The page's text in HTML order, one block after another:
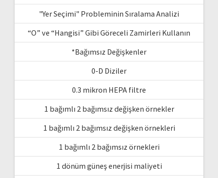
"Yer Seçimi" Probleminin Sıralama Analizi
“O” ve “Hangisi” Gibi Göreceli Zamirleri Kullanın
*Bağımsız Değişkenler
0-D Diziler
0.3 mikron HEPA filtre
1 bağımlı 2 bağımsız değişken örnekler
1 bağımlı 2 bağımsız değişken örnekleri
1 bağımlı 2 bağımsız örnekleri
1 dönüm güneş enerjisi maliyeti